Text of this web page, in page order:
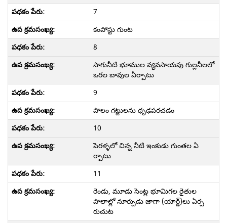
7
కంపోస్టు గుంట
8
సాగునీటి భూముల వ్యవసాయపు గుల్లనీలలో
ఒరల బావుల ఏర్పాటు
9
పొలం గట్టులను ధృఢపరచడం
10
పెరళ్ళలో చిన్న నీటి ఇంకుడు గుంతల ఏ
ర్పాటు
11
రెండు, మూడు సెంట్ల భూమిగల రైతుల
పొలాల్లో నూర్పుడు జాగా (యార్డ్)లు ఏర్ప
రుచుట